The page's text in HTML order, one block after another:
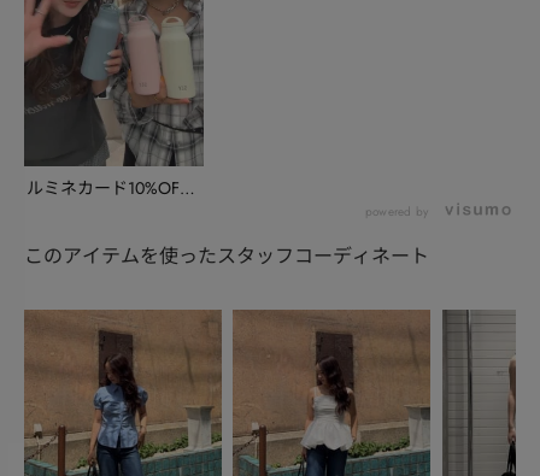
ルミネカード10%OFF
powered by
このアイテムを使ったスタッフコーディネート